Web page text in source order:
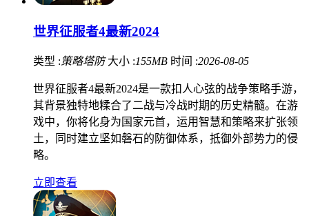
世界征服者4最新2024
类型 :策略塔防 大小 :155MB 时间 :2026-08-05
世界征服者4最新2024是一款扣人心弦的战争策略手游，
其背景独特地糅合了二战与冷战时期的历史精髓。在游
戏中，你将化身为国家元首，运用智慧和策略来扩张领
土，同时建立坚如磐石的防御体系，抵御外部势力的侵
略。
立即查看